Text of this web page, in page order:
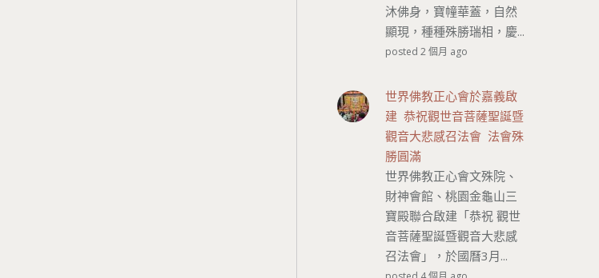
沐佛身，寶幢華蓋，自然
顯現，種種殊勝瑞相，慶...
posted 2 個月 ago
世界佛教正心會於嘉義啟
建 恭祝觀世音菩薩聖誕暨
觀音大悲感召法會 法會殊
勝圓滿
世界佛教正心會文殊院、
財神會館、桃園金龜山三
寶殿聯合啟建「恭祝 觀世
音菩薩聖誕暨觀音大悲感
召法會」，於國曆3月...